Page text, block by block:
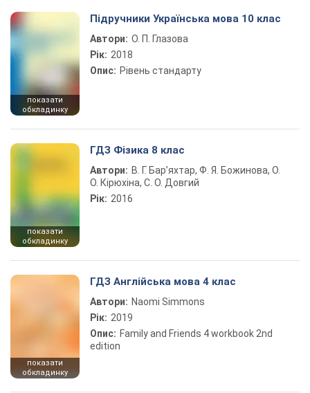
показати
обкладинку
Підручники Українська мова 10 клас
Автори: О. П. Глазова
Рік: 2018
Опис: Рівень стандарту
показати
обкладинку
ГДЗ Фізика 8 клас
Автори: В. Г. Бар’яхтар, Ф. Я. Божинова, О.
О. Кірюхіна, С. О. Довгий
Рік: 2016
показати
обкладинку
ГДЗ Англійська мова 4 клас
Автори: Naomi Simmons
Рік: 2019
Опис: Family and Friends 4 workbook 2nd
edition